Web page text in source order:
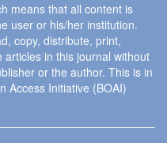
means that all content is
user or his/her institution.
copy, distribute, print,
in this journal without
or the author. This is in
Access Initiative (BOAI)